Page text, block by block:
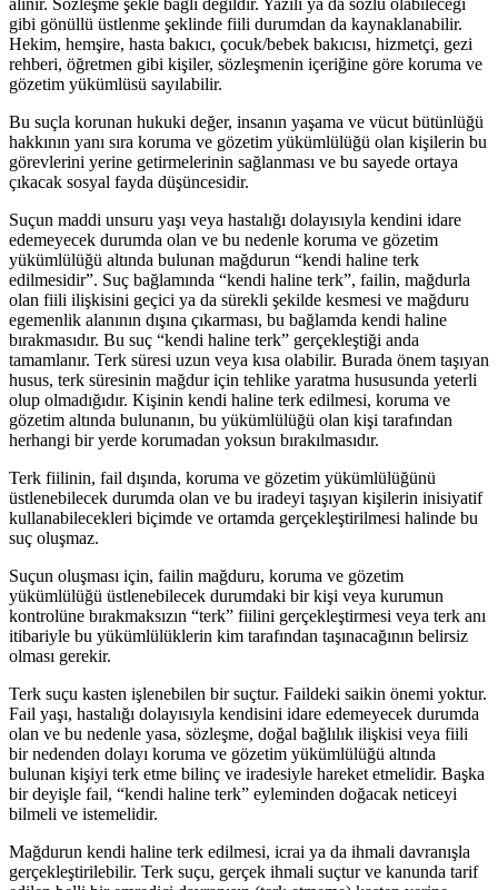
alınır. Sözleşme şekle bağlı değildir. Yazılı ya da sözlü olabileceği
gibi gönüllü üstlenme şeklinde fiili durumdan da kaynaklanabilir.
Hekim, hemşire, hasta bakıcı, çocuk/bebek bakıcısı, hizmetçi, gezi
rehberi, öğretmen gibi kişiler, sözleşmenin içeriğine göre koruma ve
gözetim yükümlüsü sayılabilir.
Bu suçla korunan hukuki değer, insanın yaşama ve vücut bütünlüğü
hakkının yanı sıra koruma ve gözetim yükümlülüğü olan kişilerin bu
görevlerini yerine getirmelerinin sağlanması ve bu sayede ortaya
çıkacak sosyal fayda düşüncesidir.
Suçun maddi unsuru yaşı veya hastalığı dolayısıyla kendini idare
edemeyecek durumda olan ve bu nedenle koruma ve gözetim
yükümlülüğü altında bulunan mağdurun “kendi haline terk
edilmesidir”. Suç bağlamında “kendi haline terk”, failin, mağdurla
olan fiili ilişkisini geçici ya da sürekli şekilde kesmesi ve mağduru
egemenlik alanının dışına çıkarması, bu bağlamda kendi haline
bırakmasıdır. Bu suç “kendi haline terk” gerçekleştiği anda
tamamlanır. Terk süresi uzun veya kısa olabilir. Burada önem taşıyan
husus, terk süresinin mağdur için tehlike yaratma hususunda yeterli
olup olmadığıdır. Kişinin kendi haline terk edilmesi, koruma ve
gözetim altında bulunanın, bu yükümlülüğü olan kişi tarafından
herhangi bir yerde korumadan yoksun bırakılmasıdır.
Terk fiilinin, fail dışında, koruma ve gözetim yükümlülüğünü
üstlenebilecek durumda olan ve bu iradeyi taşıyan kişilerin inisiyatif
kullanabilecekleri biçimde ve ortamda gerçekleştirilmesi halinde bu
suç oluşmaz.
Suçun oluşması için, failin mağduru, koruma ve gözetim
yükümlülüğü üstlenebilecek durumdaki bir kişi veya kurumun
kontrolüne bırakmaksızın “terk” fiilini gerçekleştirmesi veya terk anı
itibariyle bu yükümlülüklerin kim tarafından taşınacağının belirsiz
olması gerekir.
Terk suçu kasten işlenebilen bir suçtur. Faildeki saikin önemi yoktur.
Fail yaşı, hastalığı dolayısıyla kendisini idare edemeyecek durumda
olan ve bu nedenle yasa, sözleşme, doğal bağlılık ilişkisi veya fiili
bir nedenden dolayı koruma ve gözetim yükümlülüğü altında
bulunan kişiyi terk etme bilinç ve iradesiyle hareket etmelidir. Başka
bir deyişle fail, “kendi haline terk” eyleminden doğacak neticeyi
bilmeli ve istemelidir.
Mağdurun kendi haline terk edilmesi, icrai ya da ihmali davranışla
gerçekleştirilebilir. Terk suçu, gerçek ihmali suçtur ve kanunda tarif